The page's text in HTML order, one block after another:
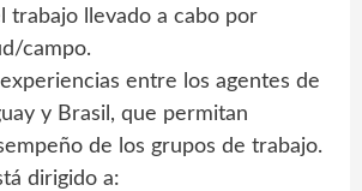
trabajo llevado a cabo por
campo.
entre los agentes de
y Brasil, que permitan
de los grupos de trabajo.
dirigido a: